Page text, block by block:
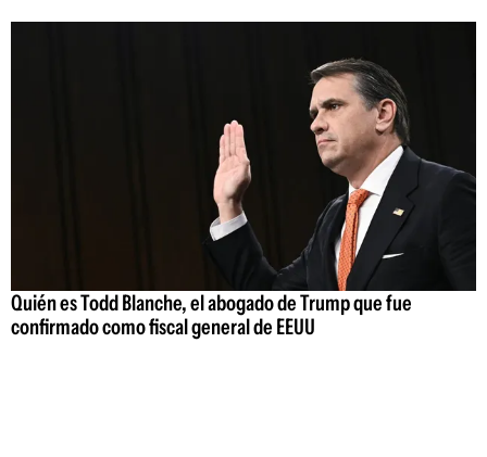
Quién es Todd Blanche, el abogado de Trump que fue
confirmado como fiscal general de EEUU